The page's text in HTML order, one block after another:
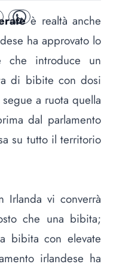
whatsapp
è realtà anche
ha approvato lo
che introduce un
di bibite con dosi
a ruota quella
dal parlamento
su tutto il territorio
Irlanda vi converrà
che una bibita;
bibita con elevate
irlandese ha